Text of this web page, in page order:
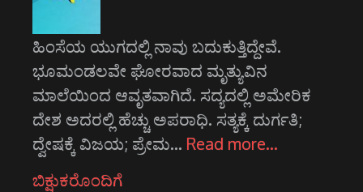
ಹಿಂಸೆಯ ಯುಗದಲ್ಲಿ ನಾವು ಬದುಕುತ್ತಿದ್ದೇವೆ.
ಭೂಮಂಡಲವೇ ಘೋರವಾದ ಮೃತ್ಯುವಿನ
ಮಾಲೆಯಿಂದ ಆವೃತವಾಗಿದೆ. ಸದ್ಯದಲ್ಲಿ ಅಮೇರಿಕ
ದೇಶ ಅದರಲ್ಲಿ ಹೆಚ್ಚು ಅಪರಾಧಿ. ಸತ್ಯಕ್ಕೆ ದುರ್ಗತಿ;
ದ್ವೇಷಕ್ಕೆ ವಿಜಯ; ಪ್ರೇಮ… Read more…
ಬಿಕ್ಷುಕರೊಂದಿಗೆ